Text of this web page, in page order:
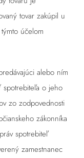
tovar zakúpil u
účelom
alebo ním
spotrebiteľa o jeho
zo zodpovednosti
zákonníka
spotrebiteľ
zamestnanec